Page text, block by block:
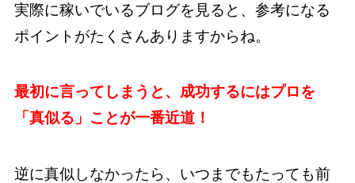
実際に稼いでいるブログを見ると、参考になる
ポイントがたくさんありますからね。
最初に言ってしまうと、成功するにはプロを
「真似る」ことが一番近道！
逆に真似しなかったら、いつまでもたっても前